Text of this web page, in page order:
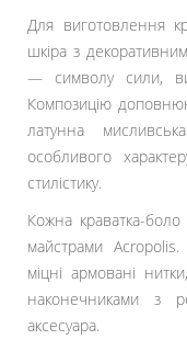
Для виготовлення
шкіра з
— символу сили,
Композицію
латунна
особливого
стилістику.
Кожна краватка-боло
майстрами Acropolis.
міцні армовані
наконечниками з
аксесуара.